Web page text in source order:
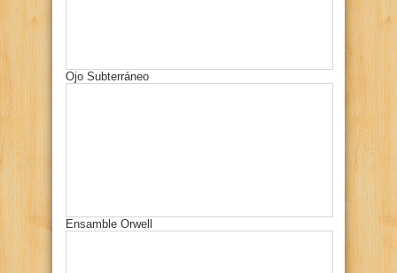
Ojo Subterráneo
Ensamble Orwell